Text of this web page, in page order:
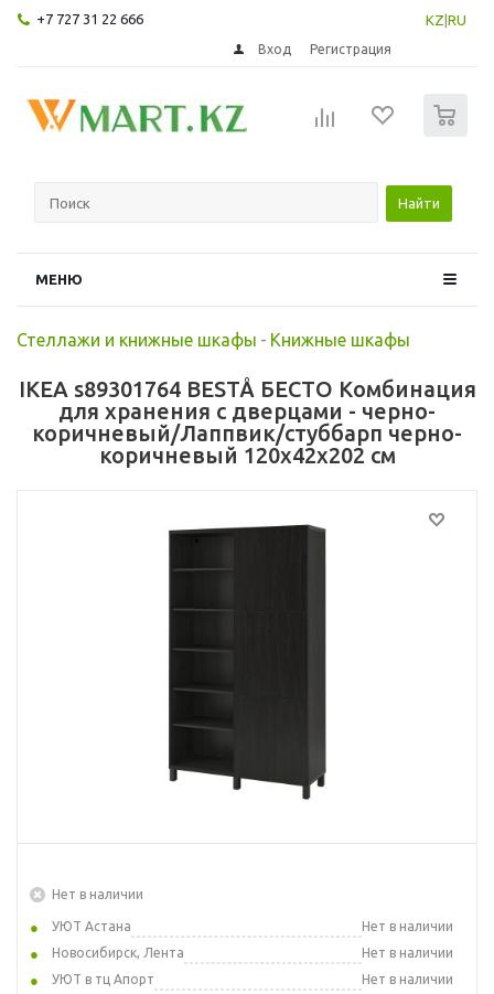
+7 727 31 22 666 KZ RU
Вход Регистрация
Найти
МЕНЮ
Стеллажи и книжные шкафы - Книжные шкафы
IKEA s89301764 BESTÅ БЕСТО Комбинация
для хранения с дверцами - черно-
коричневый/Лаппвик/стуббарп черно-
коричневый 120x42x202 см
Нет в наличии
УЮТ Астана
Нет в наличии
Новосибирск, Лента
Нет в наличии
УЮТ в тц Апорт
Нет в наличии